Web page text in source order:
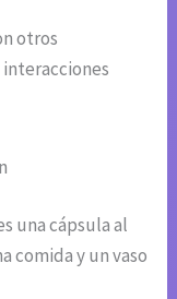
otros
una cápsula al
comida y un vaso